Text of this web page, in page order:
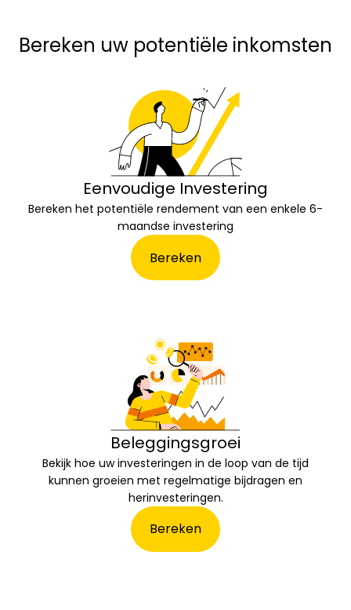
Bereken uw potentiële inkomsten
Eenvoudige Investering
Bereken het potentiële rendement van een enkele 6-
maandse investering
Bereken
Beleggingsgroei
Bekijk hoe uw investeringen in de loop van de tijd
kunnen groeien met regelmatige bijdragen en
herinvesteringen.
Bereken